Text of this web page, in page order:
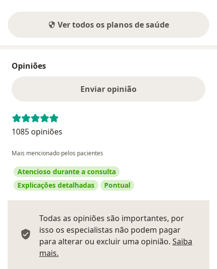
Ver todos os planos de saúde
Opiniões
Enviar opinião
1085 opiniões
Mais mencionado pelos pacientes
Atencioso durante a consulta
Explicações detalhadas
Pontual
Todas as opiniões são importantes, por
isso os especialistas não podem pagar
para alterar ou excluir uma opinião. Saiba
mais.